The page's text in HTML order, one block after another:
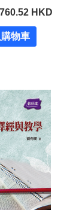
HKD
購物車